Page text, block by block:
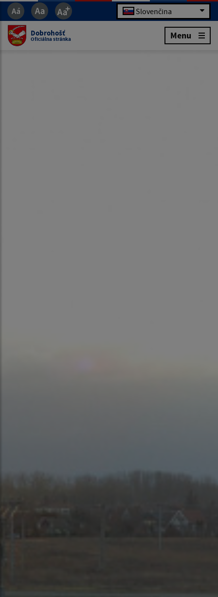
Slovenčina
Dobrohošť
Oficiálna stránka Menu